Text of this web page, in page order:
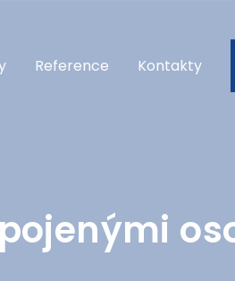
Reference Kontakty